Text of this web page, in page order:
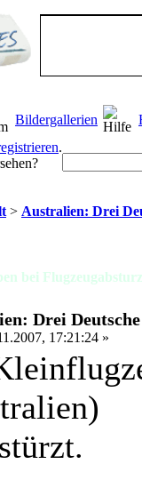
Bildergallerien
.
> Australien: Drei
bei
Drei
17:21:24 »